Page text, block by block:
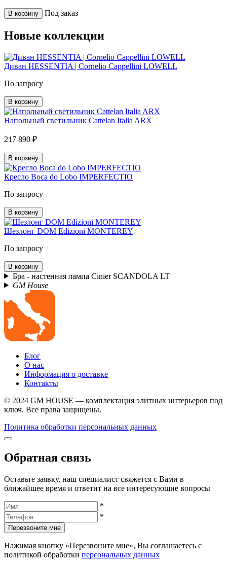
В корзину Под заказ
Новые коллекции
Диван HESSENTIA | Cornelio Cappellini LOWELL
По запросу
В корзину
Напольный светильник Cattelan Italia ARX
217 890 ₽
В корзину
Кресло Boca do Lobo IMPERFECTIO
По запросу
В корзину
Шезлонг DOM Edizioni MONTEREY
По запросу
В корзину
Бра - настенная лампа Cinier SCANDOLA LT
GM House
Блог
О нас
Информация о доставке
Контакты
© 2024 GM HOUSE — комплектация элитных интерьеров под
ключ. Все права защищены.
Политика обработки персональных данных
Обратная связь
Оставьте заявку, наш специалист свяжется с Вами в
ближайшее время и ответит на все интересующие вопросы
*
*
Перезвоните мне
Нажимая кнопку «Перезвоните мне», Вы соглашаетесь с
политикой обработки персональных данных